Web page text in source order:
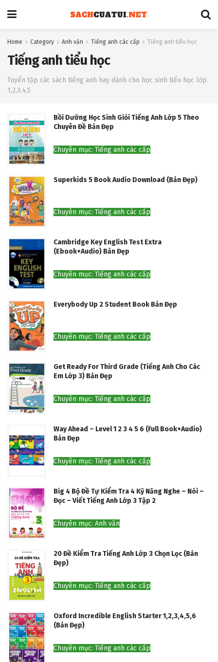
Home Category Anh văn Tiếng anh các cấp Tiếng anh tiểu học
Tiếng anh tiểu học
Tuyển tập các sách tiếng anh hay dành cho học sinh tiểu học lớp
1,2,3,4,5
Bồi Dưỡng Học Sinh Giỏi Tiếng Anh Lớp 5 Theo
Chuyên Đề Bản Đẹp
Chuyên mục: Tiếng anh các cấp
Superkids 5 Book Audio Download (Bản Đẹp)
Chuyên mục: Tiếng anh các cấp
Cambridge Key English Test Extra
(Ebook+Audio) Bản Đẹp
Chuyên mục: Tiếng anh các cấp
Everybody Up 2 Student Book Bản Đẹp
Chuyên mục: Tiếng anh các cấp
Get Ready For Third Grade (Tiếng Anh Cho Các
Em Lớp 3) Bản Đẹp
Chuyên mục: Tiếng anh các cấp
Way Ahead – Level 1 2 3 4 5 6 (Full Book+Audio)
Bản Đẹp
Chuyên mục: Tiếng anh các cấp
Big 4 Bộ Đề Tự Kiểm Tra 4 Kỹ Năng Nghe – Nói –
Đọc – Viết Tiếng Anh Lớp 3 Tập 2
Chuyên mục: Anh văn
20 Đề Kiểm Tra Tiếng Anh Lớp 3 Chọn Lọc (Bản
Đẹp)
Chuyên mục: Tiếng anh các cấp
Oxford Incredible English Starter 1,2,3,4,5,6
(Bản Đẹp)
Chuyên mục: Tiếng anh các cấp